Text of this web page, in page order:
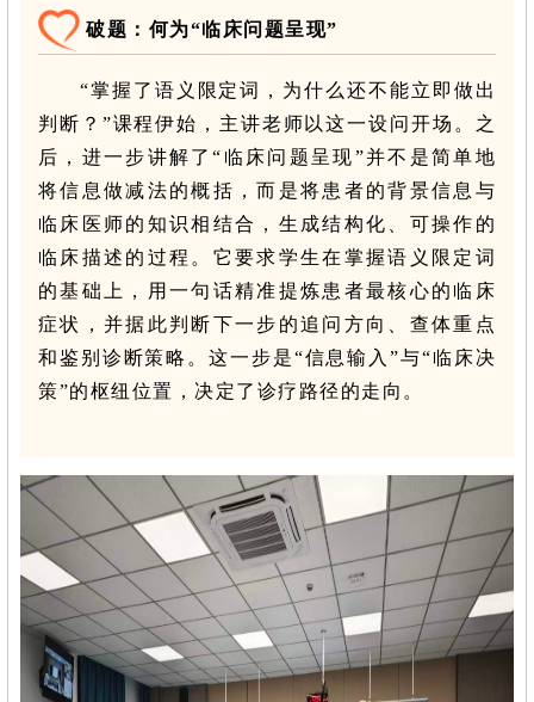
破题：何为“临床问题呈现”
“掌握了语义限定词，为什么还不能立即做出
判断？”课程伊始，主讲老师以这一设问开场。之
后，进一步讲解了“临床问题呈现”并不是简单地
将信息做减法的概括，而是将患者的背景信息与
临床医师的知识相结合，生成结构化、可操作的
临床描述的过程。它要求学生在掌握语义限定词
的基础上，用一句话精准提炼患者最核心的临床
症状，并据此判断下一步的追问方向、查体重点
和鉴别诊断策略。这一步是“信息输入”与“临床决
策”的枢纽位置，决定了诊疗路径的走向。